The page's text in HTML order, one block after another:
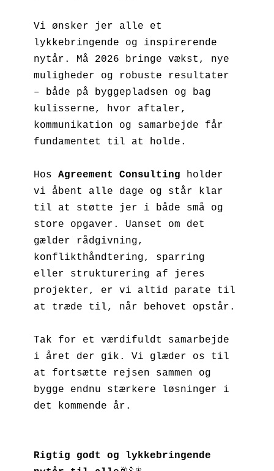
Vi ønsker jer alle et
lykkebringende og inspirerende
nytår. Må 2026 bringe vækst, nye
muligheder og robuste resultater
– både på byggepladsen og bag
kulisserne, hvor aftaler,
kommunikation og samarbejde får
fundamentet til at holde.
Hos Agreement Consulting holder
vi åbent alle dage og står klar
til at støtte jer i både små og
store opgaver. Uanset om det
gælder rådgivning,
konflikthåndtering, sparring
eller strukturering af jeres
projekter, er vi altid parate til
at træde til, når behovet opstår.
Tak for et værdifuldt samarbejde
i året der gik. Vi glæder os til
at fortsætte rejsen sammen og
bygge endnu stærkere løsninger i
det kommende år.
Rigtig godt og lykkebringende